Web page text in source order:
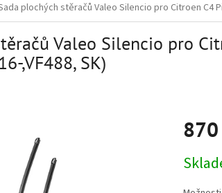
plochých stěračů Valeo Silencio pro Citroen C4
Valeo Silencio pro
,VF488, SK)
cena: